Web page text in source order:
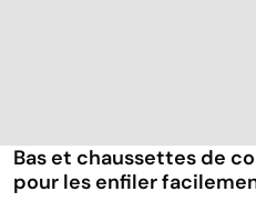
Bas et chaussettes de
pour les enfiler